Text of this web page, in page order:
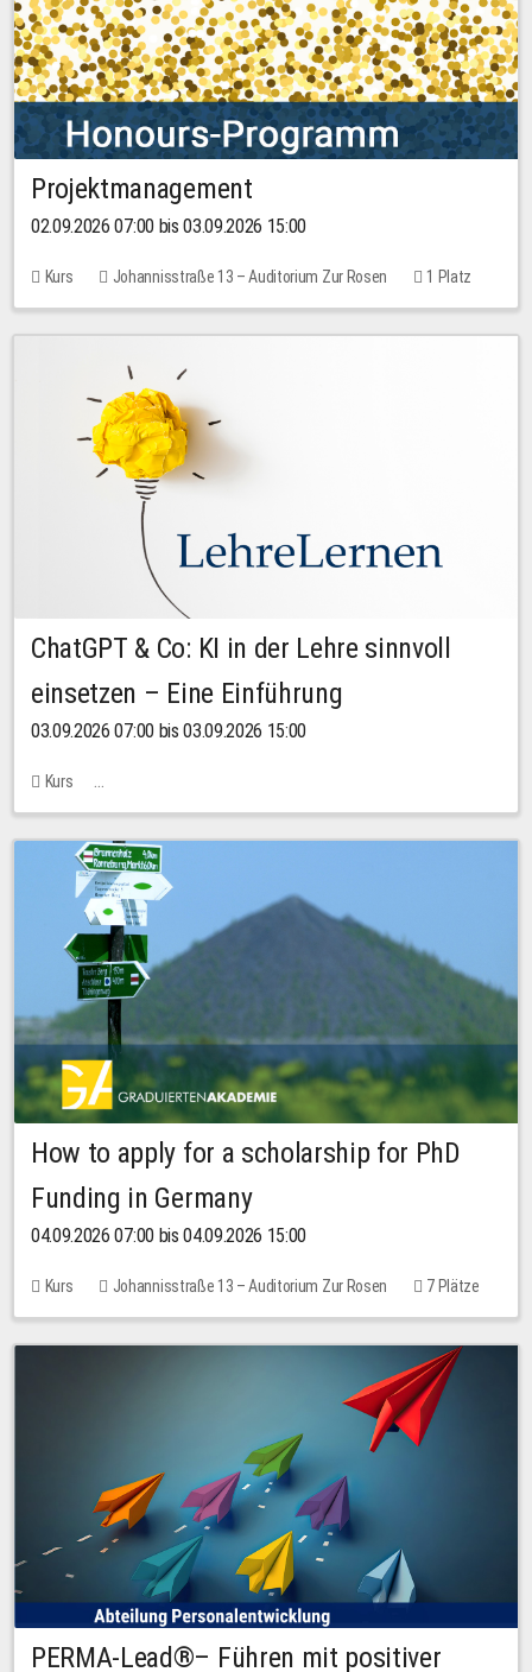
Projektmanagement
02.09.2026 07:00 bis 03.09.2026 15:00
Kurs Johannisstraße 13 – Auditorium Zur Rosen 1 Platz
ChatGPT & Co: KI in der Lehre sinnvoll
einsetzen – Eine Einführung
03.09.2026 07:00 bis 03.09.2026 15:00
Kurs
Bachstraße 18k - SR 102 (Seminarraum Servicestelle LehreLernen)
How to apply for a scholarship for PhD
Funding in Germany
04.09.2026 07:00 bis 04.09.2026 15:00
Kurs Johannisstraße 13 – Auditorium Zur Rosen
7 Plätze
10,00 EUR
PERMA-Lead®– Führen mit positiver